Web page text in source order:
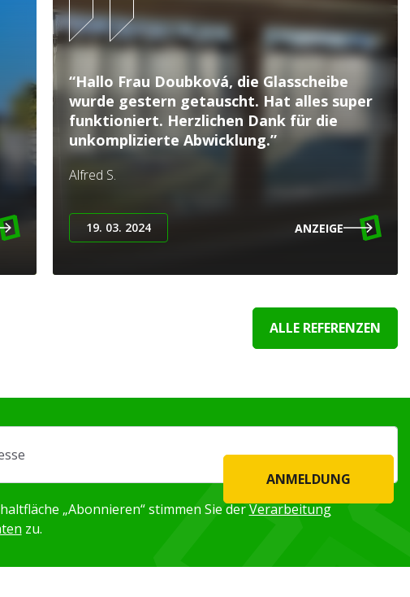
“Hallo Frau Doubková, die Glasscheibe
wurde gestern getauscht. Hat alles super
funktioniert. Herzlichen Dank für die
unkomplizierte Abwicklung.”
Alfred S.
19. 03. 2024 ANZEIGE
ALLE REFERENZEN
ANMELDUNG
„Abonnieren“ stimmen Sie derVerarbeitung
zu.